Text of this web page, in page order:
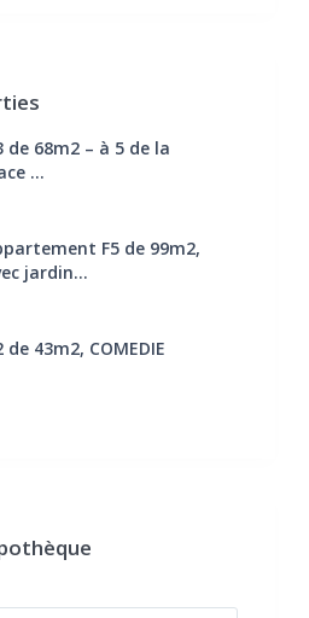
de 68m2 – à 5 de la
...
F5 de 99m2,
jardin...
de 43m2, COMEDIE